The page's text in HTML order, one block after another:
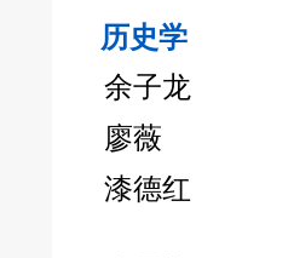
历史学
余子龙
廖薇
漆德红